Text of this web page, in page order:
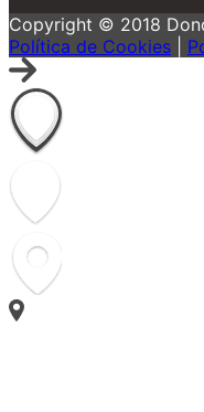
Copyright © 2018
Política de Cookies